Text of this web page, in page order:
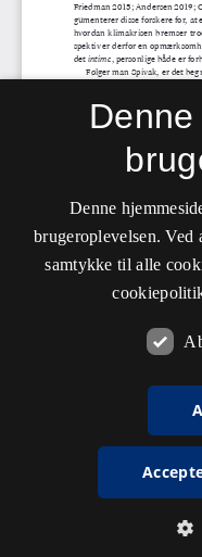
Denne
brugeroplevelsen. Ved
samtykke til alle